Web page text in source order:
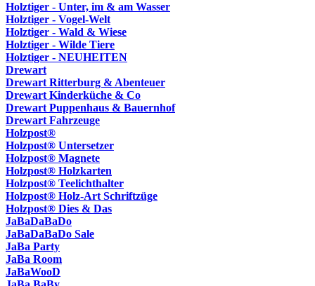
Holztiger - Unter, im & am Wasser
Holztiger - Vogel-Welt
Holztiger - Wald & Wiese
Holztiger - Wilde Tiere
Holztiger - NEUHEITEN
Drewart
Drewart Ritterburg & Abenteuer
Drewart Kinderküche & Co
Drewart Puppenhaus & Bauernhof
Drewart Fahrzeuge
Holzpost®
Holzpost® Untersetzer
Holzpost® Magnete
Holzpost® Holzkarten
Holzpost® Teelichthalter
Holzpost® Holz-Art Schriftzüge
Holzpost® Dies & Das
JaBaDaBaDo
JaBaDaBaDo Sale
JaBa Party
JaBa Room
JaBaWooD